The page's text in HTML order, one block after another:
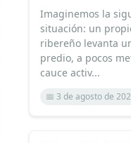
Imaginemos la
situación: un
ribereño levanta
predio, a pocos
cauce activ...
📅 3 de agosto de